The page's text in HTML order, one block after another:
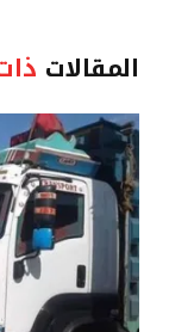
المقالات